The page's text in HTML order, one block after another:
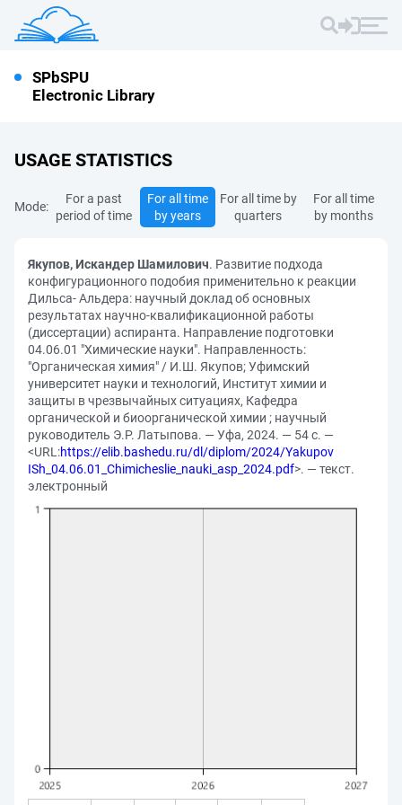
SPbSPU
Electronic Library
USAGE STATISTICS
Mode:
For a past
period of time
For all time
by years
For all time by
quarters
For all time
by months
Якупов, Искандер Шамилович. Развитие подхода
конфигурационного подобия применительно к реакции
Дильса- Альдера: научный доклад об основных
результатах научно-квалификационной работы
(диссертации) аспиранта. Направление подготовки
04.06.01 "Химические науки". Направленность:
"Органическая химия" / И.Ш. Якупов; Уфимский
университет науки и технологий, Институт химии и
защиты в чрезвычайных ситуациях, Кафедра
органической и биоорганической химии ; научный
руководитель Э.Р. Латыпова. — Уфа, 2024. — 54 с. —
<URL:https://elib.bashedu.ru/dl/diplom/2024/Yakupov
ISh_04.06.01_Chimicheslie_nauki_asp_2024.pdf>. — текст.
электронный